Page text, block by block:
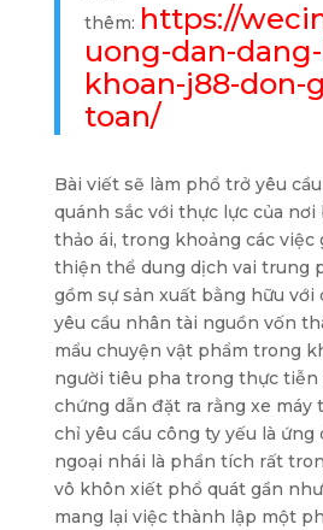
thêm: https://
uong-dan-
khoan-j88-don-
toan/
Bài viết sẽ làm phổ trở yêu
quánh sắc với thực lực của nơi
thảo ái, trong khoảng các việc
thiện thể dung dịch vai trung
gồm sự sản xuất bằng hữu
yêu cầu nhân tài nguồn vốn
mẩu chuyện vật phẩm trong
người tiêu pha trong thực tiễn
chứng dẫn đặt ra rằng xe máy
chỉ yêu cầu công ty yếu là ứng
ngoại nhái là phần tích rất
vô khôn xiết phổ quát gần
mang lại việc thành lập một